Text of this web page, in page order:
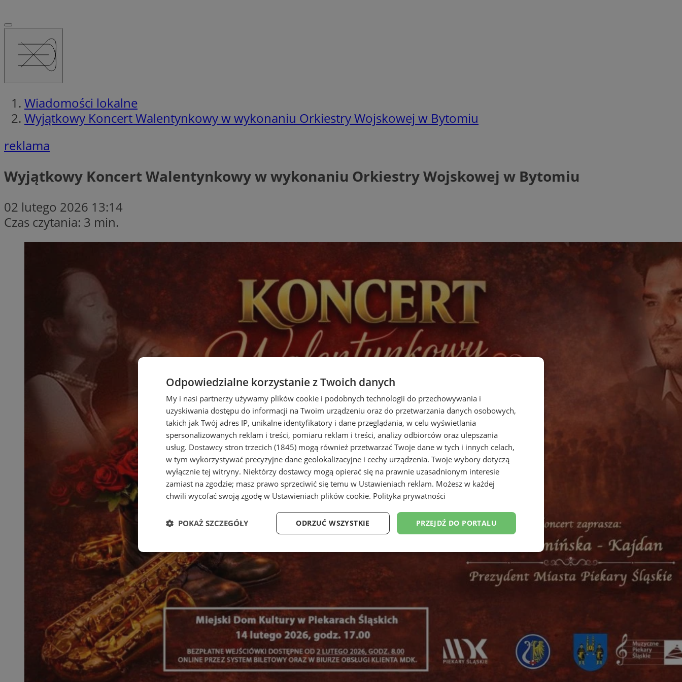
Wiadomości lokalne
Wyjątkowy Koncert Walentynkowy w wykonaniu Orkiestry Wojskowej w Bytomiu
reklama
Wyjątkowy Koncert Walentynkowy w wykonaniu Orkiestry Wojskowej w Bytomiu
02 lutego 2026 13:14
Czas czytania: 3 min.
Odpowiedzialne korzystanie z Twoich danych
My i nasi partnerzy używamy plików cookie i podobnych technologii do przechowywania i
uzyskiwania dostępu do informacji na Twoim urządzeniu oraz do przetwarzania danych osobowych,
takich jak Twój adres IP, unikalne identyfikatory i dane przeglądania, w celu wyświetlania
spersonalizowanych reklam i treści, pomiaru reklam i treści, analizy odbiorców oraz ulepszania
usług. Dostawcy stron trzecich (1845) mogą również przetwarzać Twoje dane w tych i innych celach,
w tym wykorzystywać precyzyjne dane geolokalizacyjne i cechy urządzenia. Twoje wybory dotyczą
wyłącznie tej witryny. Niektórzy dostawcy mogą opierać się na prawnie uzasadnionym interesie
zamiast na zgodzie; masz prawo sprzeciwić się temu w Ustawieniach reklam. Możesz w każdej
chwili wycofać swoją zgodę w Ustawieniach plików cookie. Polityka prywatności
PRZEJDŹ DO PORTALU
ODRZUĆ WSZYSTKIE
POKAŻ SZCZEGÓŁY
Niezbędne Wydajność Targetowanie Funkcjonalność Niesklasyfikowane
Niezbędne Wydajność Targetowanie Funkcjonalność
Niezbędne pliki cookie umożliwiają korzystanie z podstawowych funkcji strony internetowej, takich jak logowanie użytkownika i
zarządzanie kontem. Bez niezbędnych plików cookie nie można prawidłowo korzystać ze strony internetowej.
Nazwa Provider/Domena
Okres
Opis